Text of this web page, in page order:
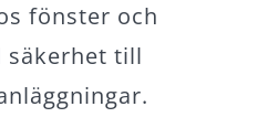
fönster och
säkerhet till